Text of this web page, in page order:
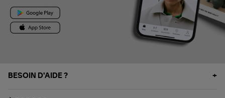
BESOIN D'AIDE ?